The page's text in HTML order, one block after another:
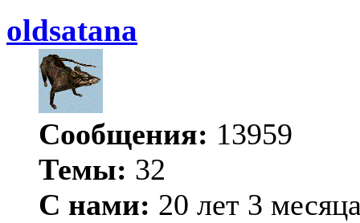
oldsatana
Сообщения: 13959
Темы: 32
С нами: 20 лет 3